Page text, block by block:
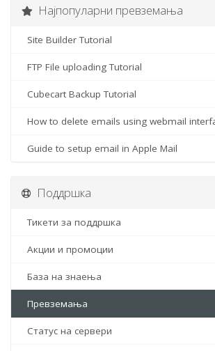
Најпопуларни превземања
Site Builder Tutorial
FTP File uploading Tutorial
Cubecart Backup Tutorial
How to delete emails using webmail
Guide to setup email in Apple Mail
Поддршка
Тикети за поддршка
Акции и промоции
База на знаења
Превземања
Статус на сервери